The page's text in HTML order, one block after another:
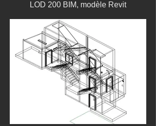
LOD 200 BIM, modèle Revit